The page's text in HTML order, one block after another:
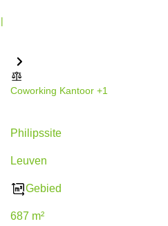
Coworking Kantoor +1
Philipssite
Leuven
Gebied
687 m²